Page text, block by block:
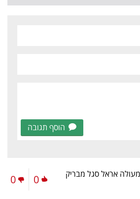
הוסף תגובה
אראל סגל מבריק
0
0